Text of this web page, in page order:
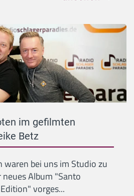
im gefilmten
Betz
waren bei uns im Studio zu
Album "Santo
vorges...